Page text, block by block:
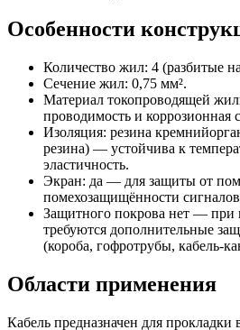
Особенности
Количество жил: 4 (разбитые
Сечение жил: 0,75 мм².
Материал токопроводящей
проводимость и коррозионная
Изоляция: резина
резина) — устойчива к
эластичность.
Экран: да — для защиты от
помехозащищённости
Защитного покрова нет — при
требуются дополнительные
(короба, гофротрубы, кабель-
Области применения
Кабель предназначен для прокладки